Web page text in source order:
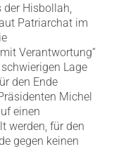
Hisbollah,
Patriarchat im
Verantwortung“
Lage
den Ende
Michel
einen
werden, für den
gegen keinen